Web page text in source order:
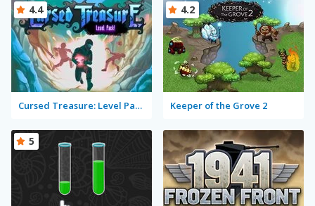
Cursed Treasure: Level Pack!
4.4
Keeper of the Grove 2
4.2
5